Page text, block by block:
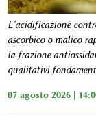
L'acidificazione
ascorbico o malico
la frazione
qualitativi
07 agosto 2026 |